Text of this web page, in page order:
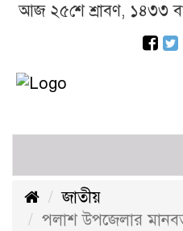
আজ ২৫শে শ্রাবণ, ১৪৩৩
জাতীয়
পলাশ উপজেলার